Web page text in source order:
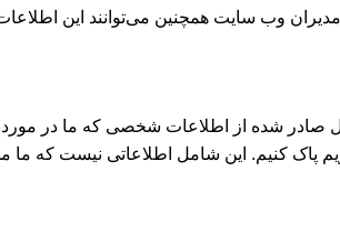
مدیران وب سایت همچنین می‌توانند این
صادر شده از اطلاعات شخصی که ما در مورد
کنیم. این شامل اطلاعاتی نیست که ما